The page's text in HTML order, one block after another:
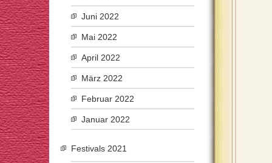
Juni 2022
Mai 2022
April 2022
März 2022
Februar 2022
Januar 2022
Festivals 2021